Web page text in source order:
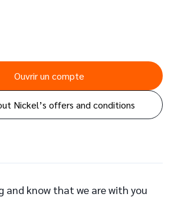
Ouvrir un compte
Nickel’s offers and conditions
and know that we are with you